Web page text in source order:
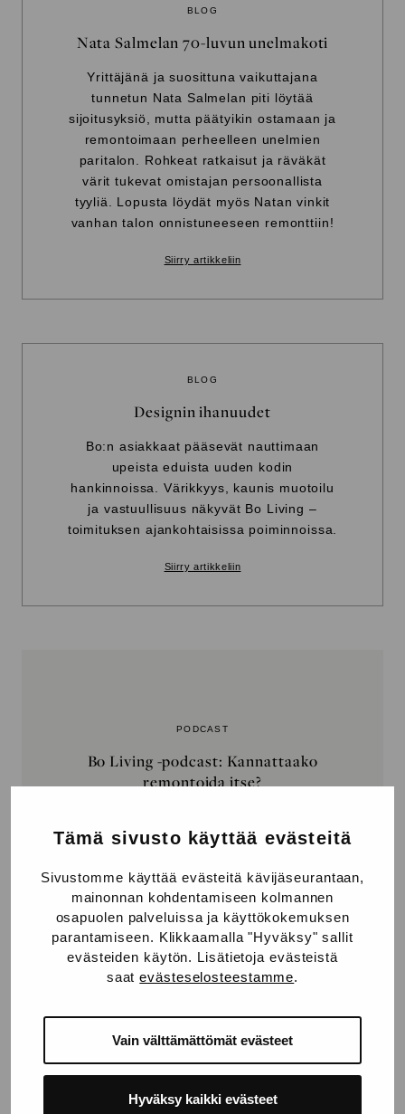
Tämä sivusto käyttää evästeitä
Sivustomme käyttää evästeitä kävijäseurantaan,
mainonnan kohdentamiseen kolmannen
osapuolen palveluissa ja käyttökokemuksen
parantamiseen. Klikkaamalla "Hyväksy" sallit
evästeiden käytön. Lisätietoja evästeistä
saatevästeselosteestamme.
Vain välttämättömät evästeet
Hyväksy kaikki evästeet
BLOG
Nata Salmelan 70-luvun unelmakoti
Yrittäjänä ja suosittuna vaikuttajana
tunnetun Nata Salmelan piti löytää
sijoitusyksiö, mutta päätyikin ostamaan ja
remontoimaan perheelleen unelmien
paritalon. Rohkeat ratkaisut ja räväkät
värit tukevat omistajan persoonallista
tyyliä. Lopusta löydät myös Natan vinkit
vanhan talon onnistuneeseen remonttiin!
Siirry artikkeliin
BLOG
Designin ihanuudet
Bo:n asiakkaat pääsevät nauttimaan
upeista eduista uuden kodin
hankinnoissa. Värikkyys, kaunis muotoilu
ja vastuullisuus näkyvät Bo Living –
toimituksen ajankohtaisissa poiminnoissa.
Siirry artikkeliin
PODCAST
Bo Living -podcast: Kannattaako
remontoida itse?
suunnittelemaan, yksi tärkeä päätös on,
turvautuuko ulkopuoliseen apuun. Oma
osaaminen...
Listen episode
PODCAST